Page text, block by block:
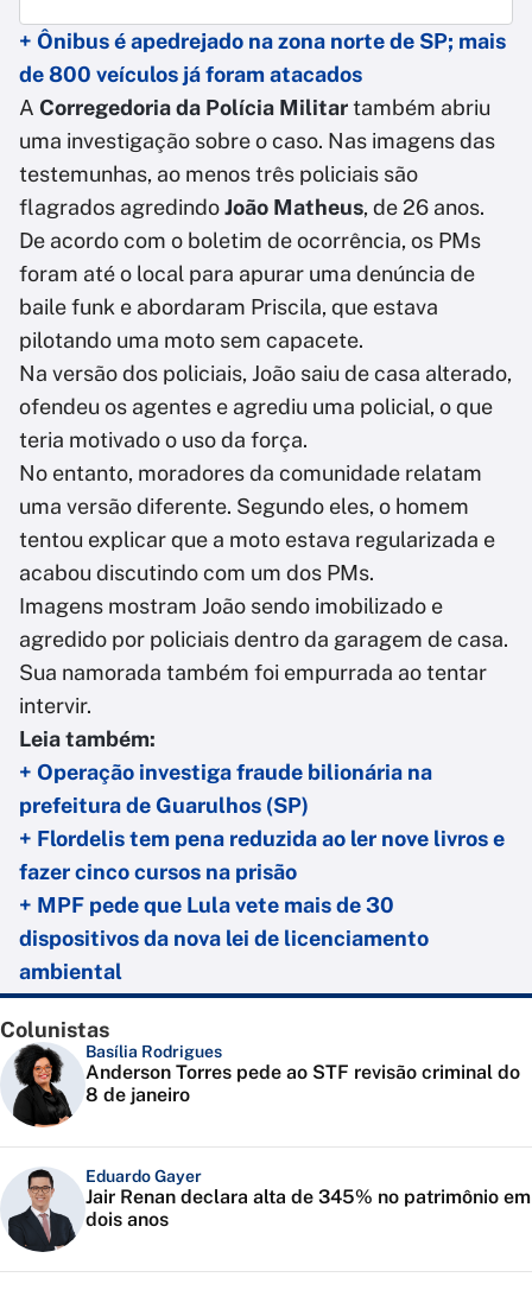
+ Ônibus é apedrejado na zona norte de SP; mais
de 800 veículos já foram atacados
A Corregedoria da Polícia Militartambém abriu
uma investigação sobre o caso. Nas imagens das
testemunhas, ao menos três policiais são
flagrados agredindoJoão Matheus, de 26 anos.
De acordo com o boletim de ocorrência, os PMs
foram até o local para apurar uma denúncia de
baile funk e abordaram Priscila, que estava
pilotando uma moto sem capacete.
Na versão dos policiais, João saiu de casa alterado,
ofendeu os agentes e agrediu uma policial, o que
teria motivado o uso da força.
No entanto, moradores da comunidade relatam
uma versão diferente. Segundo eles, o homem
tentou explicar que a moto estava regularizada e
acabou discutindo com um dos PMs.
Imagens mostram João sendo imobilizado e
agredido por policiais dentro da garagem de casa.
Sua namorada também foi empurrada ao tentar
intervir.
Leia também:
+ Operação investiga fraude bilionária na
prefeitura de Guarulhos (SP)
+ Flordelis tem pena reduzida ao ler nove livros e
fazer cinco cursos na prisão
+ MPF pede que Lula vete mais de 30
dispositivos da nova lei de licenciamento
ambiental
Colunistas
Basília Rodrigues
Anderson Torres pede ao STF revisão criminal do
8 de janeiro
Eduardo Gayer
Jair Renan declara alta de 345% no patrimônio em
dois anos